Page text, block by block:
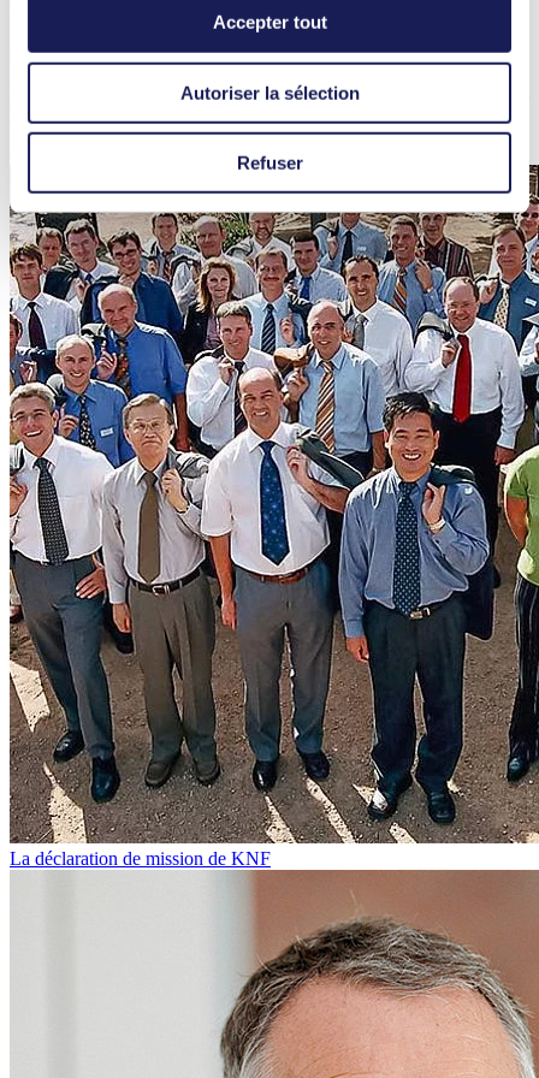
Accepter tout
Autoriser la sélection
Refuser
Becker. « Le soir, prenez une bière ensemble, le week-end,
organisez des sorties ensemble, et les problèmes se résolvent
beaucoup plus facilement ». Parce qu'aujourd'hui, comme dans
l’ambiance sauvage des années 1970 : Derrière chaque innovation, il
La déclaration de mission de KNF